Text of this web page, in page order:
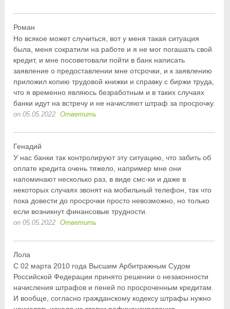
Роман
Но всякое может случиться, вот у меня такая ситуация
была, меня сократили на работе и я не мог погашать свой
кредит, и мне посоветовали пойти в банк написать
заявление о предоставлении мне отсрочки, и к заявлению
приложил копию трудовой книжки и справку с биржи труда,
что я временно являюсь безработным и в таких случаях
банки идут на встречу и не начисляют штраф за просрочку.
on 05.05.2022 Ответить
Генадий
У нас банки так контролируют эту ситуацию, что забить об
оплате кредита очень тяжело, например мне они
напоминают несколько раз, в виде смс-ки и даже в
некоторых случаях звонят на мобильный телефон, так что
пока довести до просрочки просто невозможно, но только
если возникнут финансовые трудности.
on 05.05.2022 Ответить
Лола
С 02 марта 2010 года Высшим Арбитражным Судом
Российской Федерации принято решении о незаконности
начисления штрафов и пеней по просроченным кредитам.
И вообще, согласно гражданскому кодексу штрафы нужно